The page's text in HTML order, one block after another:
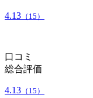
4.13 （15）
口コミ
総合評価
4.13 （15）